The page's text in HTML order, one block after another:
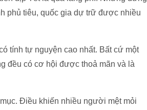
phủ tiêu, quốc gia dự trữ được nhiều
tính tự nguyện cao nhất. Bất cứ một
đều có cơ hội được thoả mãn và là
Điều khiến nhiều người mệt mỏi